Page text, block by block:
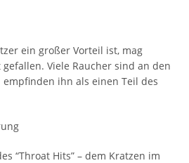
ein großer Vorteil ist, mag
Viele Raucher sind an den
ihn als einen Teil des
“Throat Hits” – dem Kratzen im